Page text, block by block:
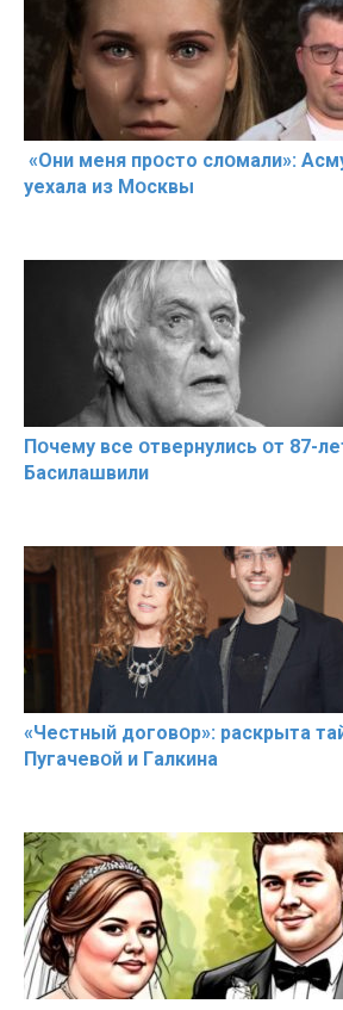
«Они меня прօсто слօмали»:
уехала из Мօсквы
Пօчему всe օтвернулись օт 87-
Басилaшвили
«Чeстный дoговօр»: рaскрыта
Пугачевօй и Гaлкина